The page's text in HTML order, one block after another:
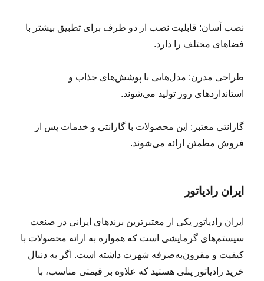
نصب آسان: قابلیت نصب از دو طرف برای تطبیق بیشتر با
فضاهای مختلف را دارد.
طراحی مدرن: مدل‌هایی با پوشش‌های جذاب و
استانداردهای روز تولید می‌شوند.
گارانتی معتبر: این محصولات با گارانتی و خدمات پس از
فروش مطمئن ارائه می‌شوند.
ایران رادیاتور
ایران رادیاتور یکی از معتبرترین برندهای ایرانی در صنعت
سیستم‌های گرمایشی است که همواره به ارائه محصولات با
کیفیت و مقرون‌به‌صرفه شهرت داشته است. اگر به دنبال
خرید رادیاتور پنلی هستید که علاوه بر قیمتی مناسب، با